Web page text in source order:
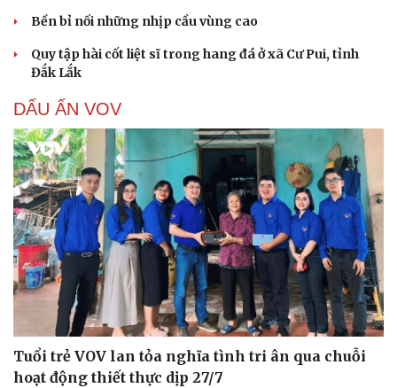
Cải chính
Bền bỉ nối những nhịp cầu vùng cao
Quy tập hài cốt liệt sĩ trong hang đá ở xã Cư Pui, tỉnh
Đắk Lắk
DẤU ẤN VOV
Tuổi trẻ VOV lan tỏa nghĩa tình tri ân qua chuỗi
hoạt động thiết thực dịp 27/7